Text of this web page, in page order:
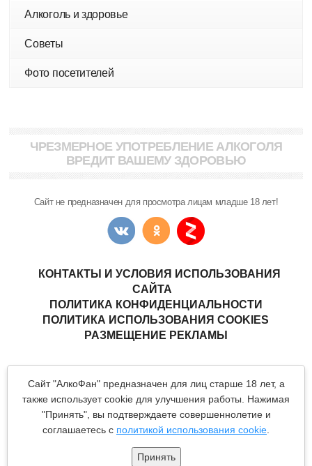
Сайт "АлкоФан" предназначен для лиц старше 18 лет, а
также использует cookie для улучшения работы. Нажимая
"Принять", вы подтверждаете совершеннолетие и
соглашаетесь с политикой использования cookie
Принять
Алкоголь и здоровье
Советы
Фото посетителей
ЧРЕЗМЕРНОЕ УПОТРЕБЛЕНИЕ АЛКОГОЛЯ
ВРЕДИТ ВАШЕМУ ЗДОРОВЬЮ
Сайт не предназначен для просмотра лицам младше 18 лет!
КОНТАКТЫ И УСЛОВИЯ ИСПОЛЬЗОВАНИЯ
САЙТА
ПОЛИТИКА КОНФИДЕНЦИАЛЬНОСТИ
ПОЛИТИКА ИСПОЛЬЗОВАНИЯ COOKIES
РАЗМЕЩЕНИЕ РЕКЛАМЫ
напитков.
Все материалы данного сайта являются объектами авторского
права (в том числе дизайн). Запрещается копирование,
распространение (в том числе путем копирования на другие
сайты и ресурсы в Интернете) или любое иное использование
правообладателя.